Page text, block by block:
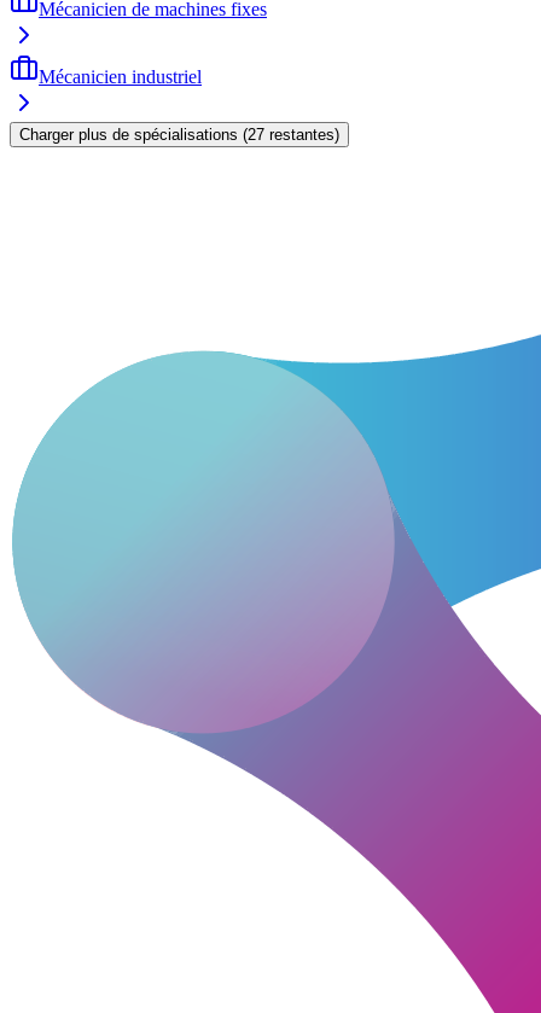
Mécanicien de machines fixes
Mécanicien industriel
Charger plus de spécialisations (27 restantes)